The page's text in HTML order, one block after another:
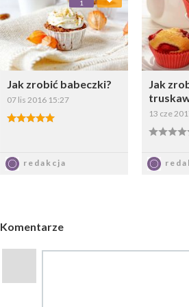
Jak zrobić babeczki?
07 lis 2016 15:27
5.00/5
redakcja
1
Wybierz listę:
Jak
13 cze
0.00/5
Komentarze